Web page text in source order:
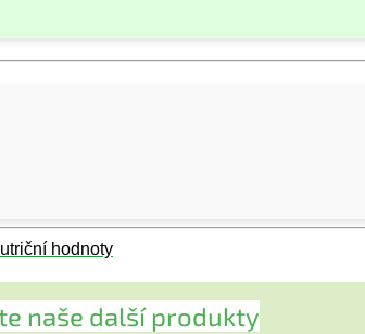
hodnoty
naše další produkty